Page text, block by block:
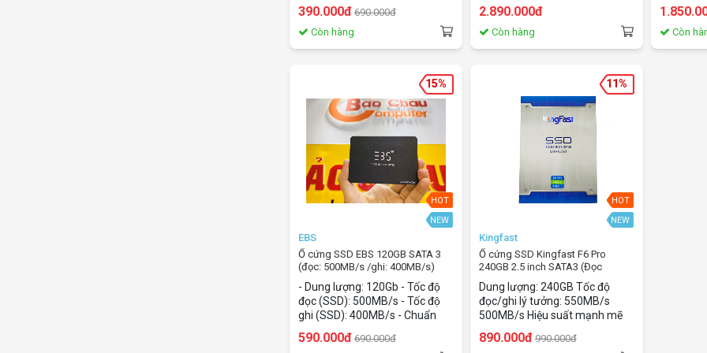
giao tiếp: SATA - Kích thước:
2.5Inch
390.000đ 690.000đ
Còn hàng
tiếp: SATA3 - Kích thước:
2.5Inch
2.890.000đ
Còn hàng
giao tiếp:
2.5Inch
Còn
HOT
NEW
EBS
Ổ cứng SSD EBS 120GB SATA 3
(đọc: 500MB/s /ghi: 400MB/s)
- Dung lượng: 120Gb - Tốc độ
đọc (SSD): 500MB/s - Tốc độ
ghi (SSD): 400MB/s - Chuẩn
2.5Inch
590.000đ 690.000đ
15%
HOT
NEW
Kingfast
Ổ cứng SSD Kingfast F6 Pro
240GB 2.5 inch SATA3 (Đọc
550MB/s - Ghi 500MB/s)
Dung lượng: 240GB Tốc độ
đọc/ghi lý tưởng: 550MB/s
500MB/s Hiệu suất mạnh mẽ
890.000đ 990.000đ
11%